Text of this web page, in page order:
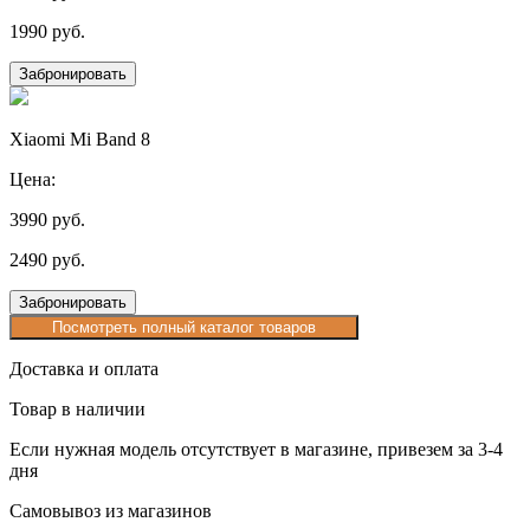
1990 руб.
Забронировать
Xiaomi Mi Band 8
Цена:
3990 руб.
2490 руб.
Забронировать
Посмотреть полный каталог товаров
Доставка и оплата
Товар в наличии
Если нужная модель отсутствует в магазине, привезем за 3-4
дня
Самовывоз из магазинов